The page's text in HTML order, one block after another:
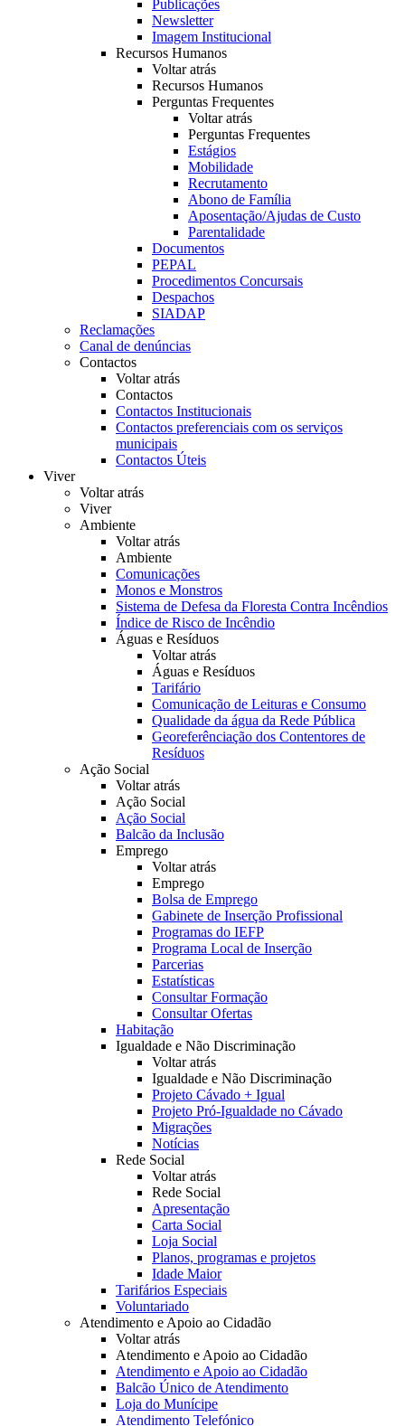
Publicações
Newsletter
Imagem Institucional
Recursos Humanos
Voltar atrás
Recursos Humanos
Perguntas Frequentes
Voltar atrás
Perguntas Frequentes
Estágios
Mobilidade
Recrutamento
Abono de Família
Aposentação/Ajudas de Custo
Parentalidade
Documentos
PEPAL
Procedimentos Concursais
Despachos
SIADAP
Reclamações
Canal de denúncias
Contactos
Voltar atrás
Contactos
Contactos Institucionais
Contactos preferenciais com os serviços
municipais
Contactos Úteis
Viver
Voltar atrás
Viver
Ambiente
Voltar atrás
Ambiente
Comunicações
Monos e Monstros
Sistema de Defesa da Floresta Contra Incêndios
Índice de Risco de Incêndio
Águas e Resíduos
Voltar atrás
Águas e Resíduos
Tarifário
Comunicação de Leituras e Consumo
Qualidade da água da Rede Pública
Georeferênciação dos Contentores de
Resíduos
Ação Social
Voltar atrás
Ação Social
Ação Social
Balcão da Inclusão
Emprego
Voltar atrás
Emprego
Bolsa de Emprego
Gabinete de Inserção Profissional
Programas do IEFP
Programa Local de Inserção
Parcerias
Estatísticas
Consultar Formação
Consultar Ofertas
Habitação
Igualdade e Não Discriminação
Voltar atrás
Igualdade e Não Discriminação
Projeto Cávado + Igual
Projeto Pró-Igualdade no Cávado
Migrações
Notícias
Rede Social
Voltar atrás
Rede Social
Apresentação
Carta Social
Loja Social
Planos, programas e projetos
Idade Maior
Tarifários Especiais
Voluntariado
Atendimento e Apoio ao Cidadão
Voltar atrás
Atendimento e Apoio ao Cidadão
Atendimento e Apoio ao Cidadão
Balcão Único de Atendimento
Loja do Munícipe
Atendimento Telefónico